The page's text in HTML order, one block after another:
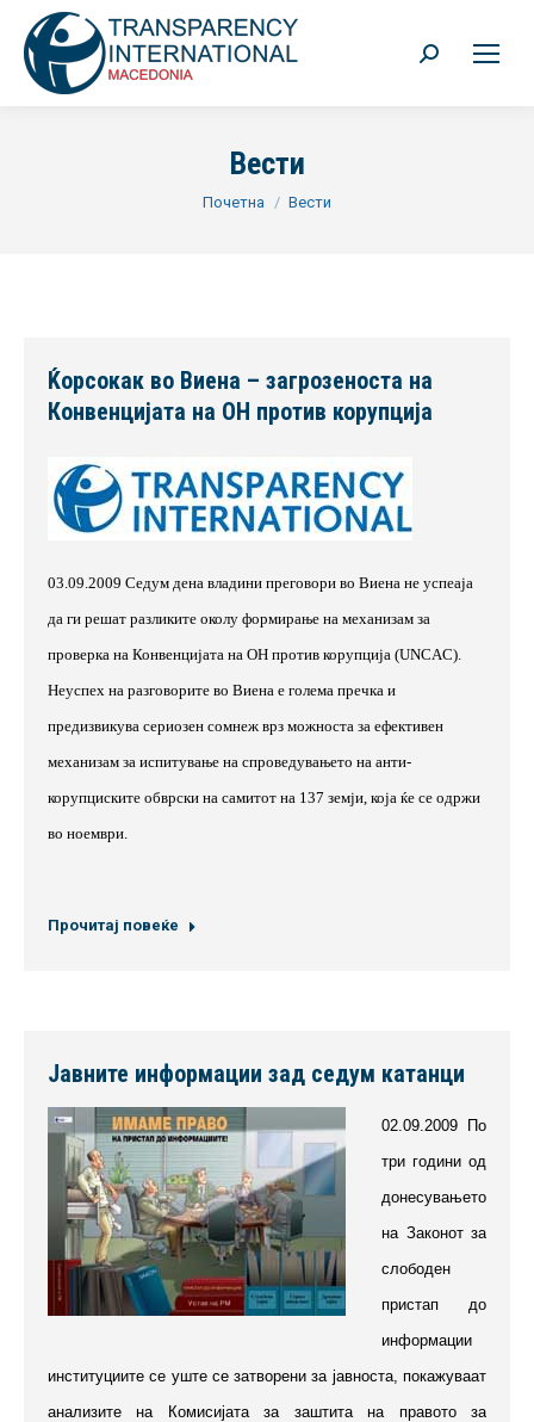
Search:
Вести
You are here:
Почетна Вести
Ќорсокак во Виена – загрозеноста на
Конвенцијата на ОН против корупција
03.09.2009 Седум дена владини преговори во Виена не успеаја
да ги решат разликите околу формирање на механизам за
проверка на Конвенцијата на ОН против корупција (UNCAC).
Неуспех на разговорите во Виена е голема пречка и
предизвикува сериозен сомнеж врз можноста за ефективен
механизам за испитување на спроведувањето на анти-
корупциските обврски на самитот на 137 земји, која ќе се одржи
во ноември.
Прочитај повеќе
Јавните информации зад седум катанци
02.09.2009 По
три години од
донесувањето
на Законот за
слободен
пристап до
информации
институциите се уште се затворени за јавноста, покажуваат
анализите на Комисијата за заштита на правото за